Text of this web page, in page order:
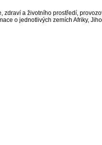
zdraví a životního prostředí,
o jednotlivých zemích Afriky,